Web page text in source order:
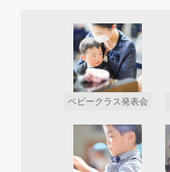
ベビークラス発表会